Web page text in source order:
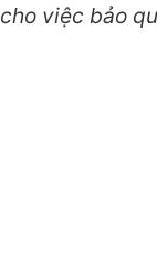
cho việc bảo